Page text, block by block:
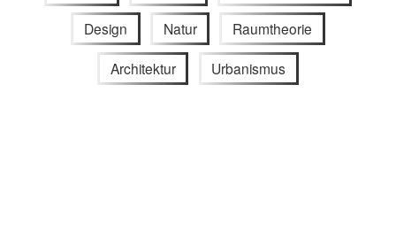
Design Natur Raumtheorie
Architektur Urbanismus